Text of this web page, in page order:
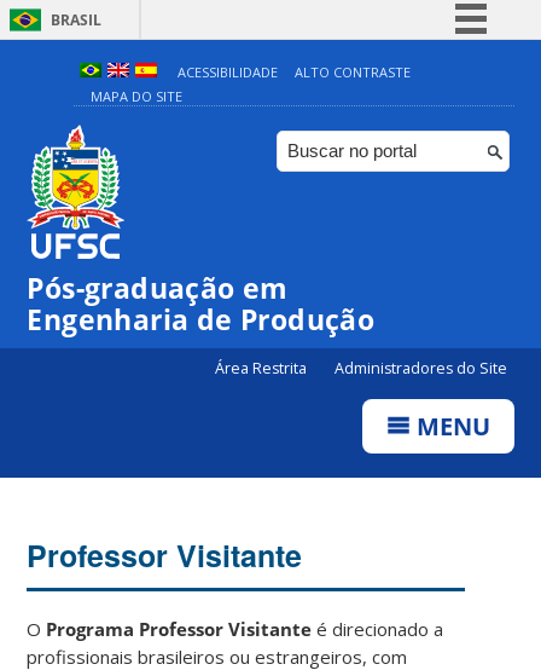
BRASIL
Simplifique!
Comunica BR
Participe
ACESSIBILIDADE
ALTO CONTRASTE
MAPA DO SITE
Pós-graduação em
Engenharia de Produção
Área Restrita Administradores do Site
MENU
Professor Visitante
O Programa Professor Visitante é direcionado a
profissionais brasileiros ou estrangeiros, com